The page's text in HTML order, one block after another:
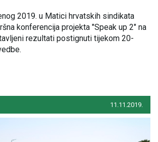
2019. u Matici hrvatskih sindikata
konferencija projekta "Speak up 2" na
rezultati postignuti tijekom 20-
11.11.2019.